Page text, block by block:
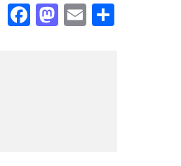
Facebook
Mastodon
Email